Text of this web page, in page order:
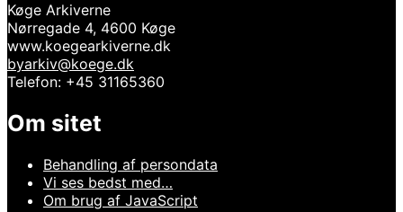
Køge Arkiverne
Nørregade 4, 4600 Køge
www.koegearkiverne.dk
byarkiv@koege.dk
Telefon: +45 31165360
Om sitet
Behandling af persondata
Vi ses bedst med…
Om brug af JavaScript